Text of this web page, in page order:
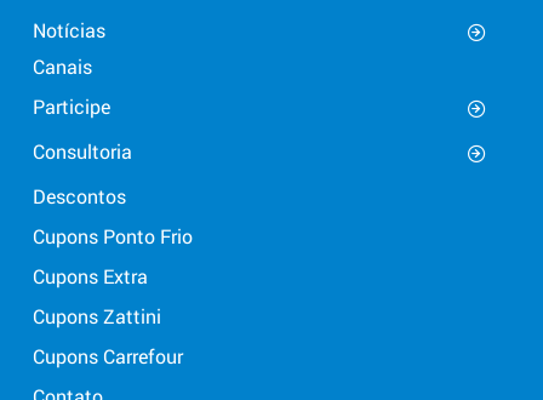
Notícias
Canais
Participe
Consultoria
Descontos
Cupons Ponto Frio
Cupons Extra
Cupons Zattini
Cupons Carrefour